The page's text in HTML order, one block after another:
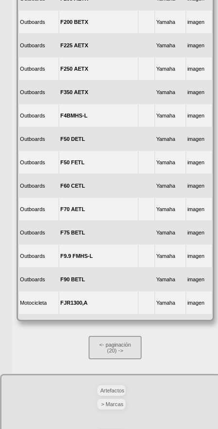
Outboards F200 BETX Yamaha imagen
Outboards F225 AETX Yamaha imagen
Outboards F250 AETX Yamaha imagen
Outboards F350 AETX Yamaha imagen
Outboards F4BMHS-L Yamaha imagen
Outboards F50 DETL Yamaha imagen
Outboards F50 FETL Yamaha imagen
Outboards F60 CETL Yamaha imagen
Outboards F70 AETL Yamaha imagen
Outboards F75 BETL Yamaha imagen
Outboards F9.9 FMHS-L Yamaha imagen
Outboards F90 BETL Yamaha imagen
Motocicleta FJR1300,A Yamaha imagen
<- paginación
(20) ->
Artefactos
> Marcas